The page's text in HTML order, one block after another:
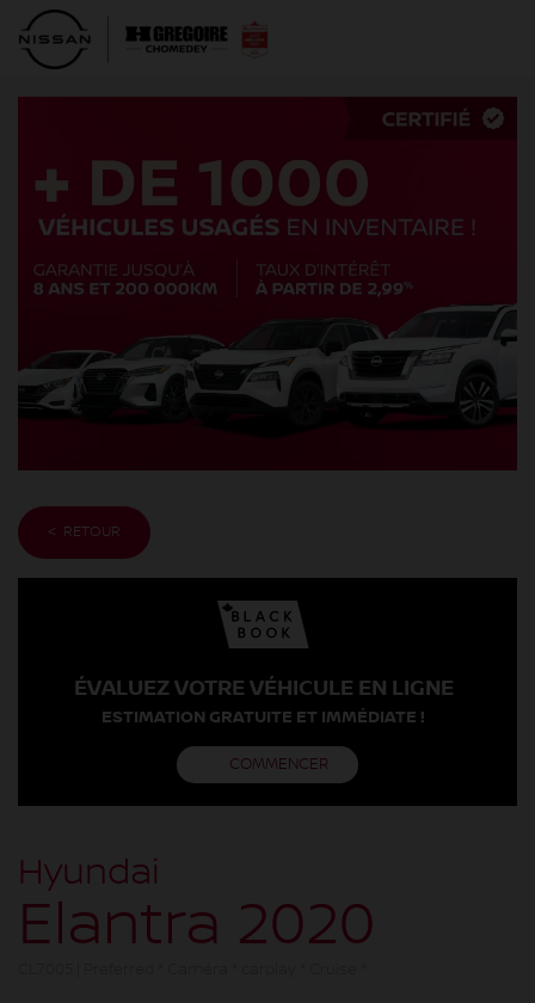
< RETOUR
ÉVALUEZ VOTRE VÉHICULE EN LIGNE
ESTIMATION GRATUITE ET IMMÉDIATE !
COMMENCER
Hyundai
Elantra 2020